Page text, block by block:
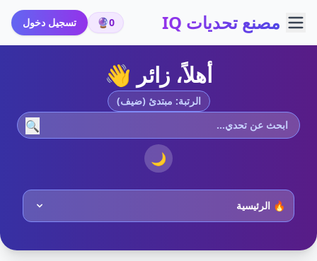
مصنع تحديات IQ 0
🔮 تسجيل دخول
أهلاً، زائر 👋
الرتبة: مبتدئ (ضيف)
🔍
🌙